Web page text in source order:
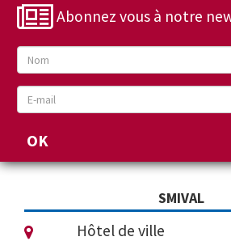
Abonnez vous à notre
SMIVAL
Hôtel de ville